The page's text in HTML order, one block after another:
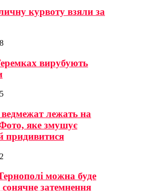
курвоту взяли за
вирубують
лежать на
яке змушує
придивитися
можна буде
сонячне затемнення